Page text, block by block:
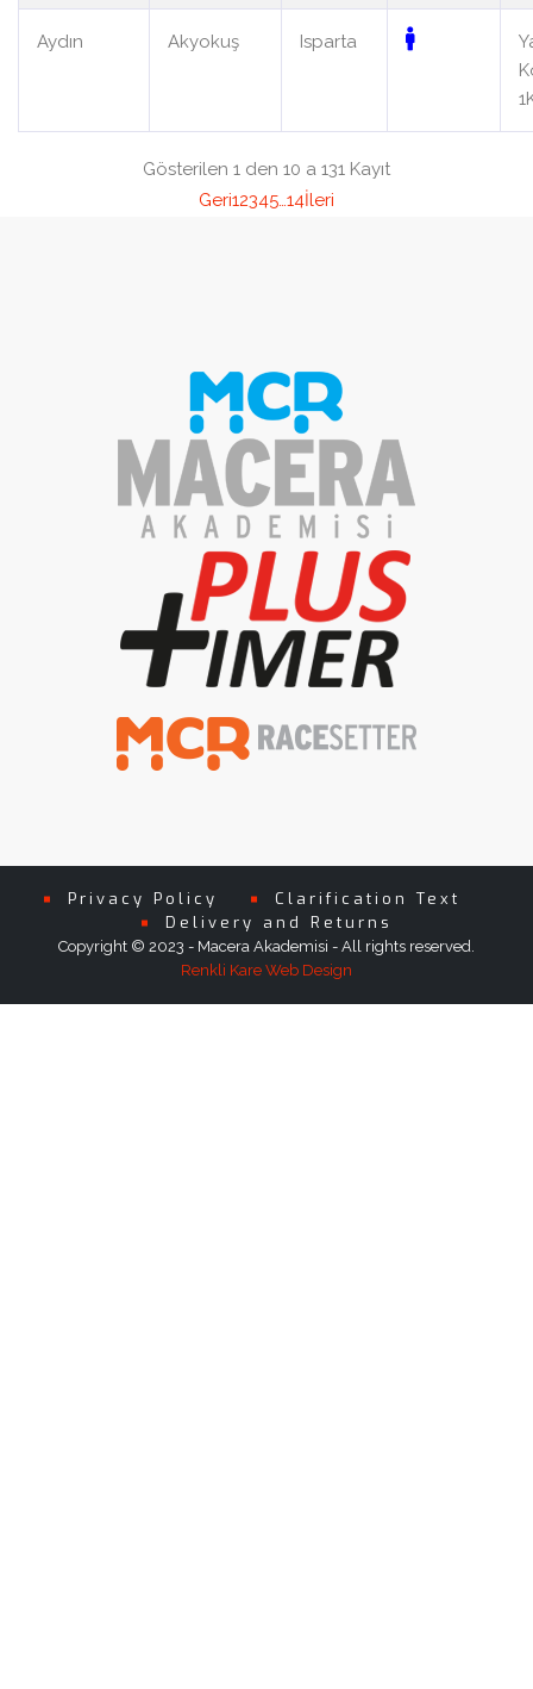
Aydın Akyokuş Isparta
Gösterilen 1 den 10 a 131 Kayıt
Geri12345…14İleri
Privacy Policy
Clarification Text
Delivery and Returns
Copyright © 2023 - Macera Akademisi - All rights reserved.
Renkli Kare Web Design